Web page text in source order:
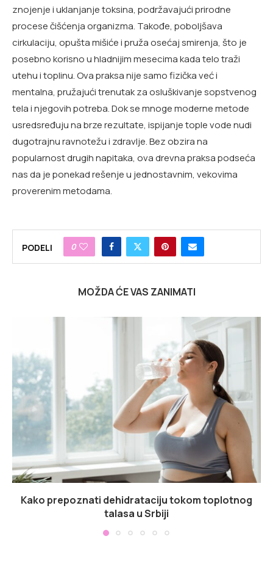
znojenje i uklanjanje toksina, podržavajući prirodne
procese čišćenja organizma. Takođe, poboljšava
cirkulaciju, opušta mišiće i pruža osećaj smirenja, što je
posebno korisno u hladnijim mesecima kada telo traži
utehu i toplinu. Ova praksa nije samo fizička već i
mentalna, pružajući trenutak za osluškivanje sopstvenog
tela i njegovih potreba. Dok se mnoge moderne metode
usredsređuju na brze rezultate, ispijanje tople vode nudi
dugotrajnu ravnotežu i zdravlje. Bez obzira na
popularnost drugih napitaka, ova drevna praksa podseća
nas da je ponekad rešenje u jednostavnim, vekovima
proverenim metodama.
PODELI 0
MOŽDA ĆE VAS ZANIMATI
Kako prepoznati dehidrataciju tokom toplotnog
talasa u Srbiji